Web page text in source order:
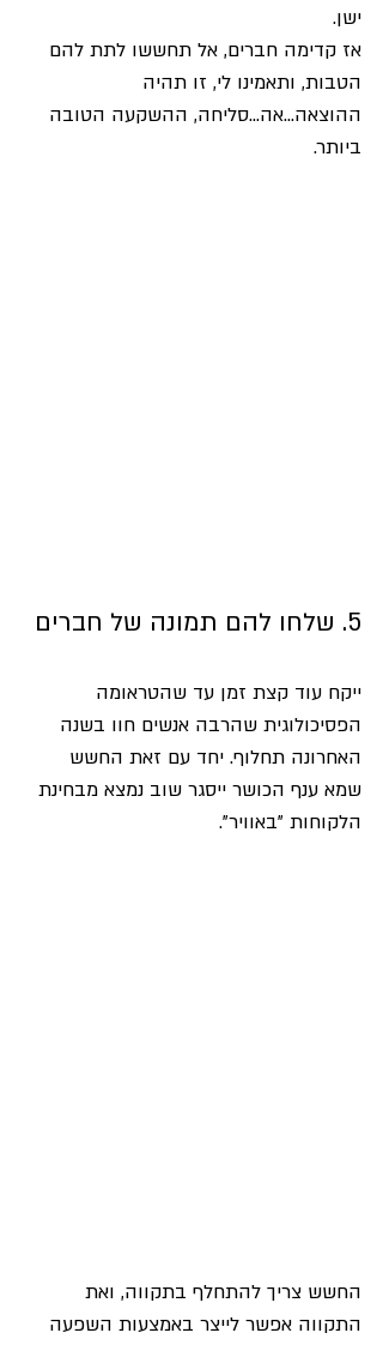
ישן.
אז קדימה חברים, אל תחששו לתת להם
הטבות, ותאמינו לי, זו תהיה
ההוצאה...אה...סליחה, ההשקעה הטובה
ביותר.
5. שלחו להם תמונה של חברים
ייקח עוד קצת זמן עד שהטראומה
הפסיכולוגית שהרבה אנשים חוו בשנה
האחרונה תחלוף. יחד עם זאת החשש
שמא ענף הכושר ייסגר שוב נמצא מבחינת
הלקוחות "באוויר".
החשש צריך להתחלף בתקווה, ואת
התקווה אפשר לייצר באמצעות השפעה